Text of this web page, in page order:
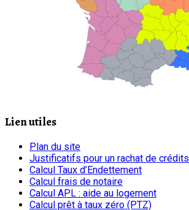
Lien utiles
Plan du site
Justificatifs pour un rachat de crédits
Calcul Taux d’Endettement
Calcul frais de notaire
Calcul APL : aide au logement
Calcul prêt à taux zéro (PTZ)